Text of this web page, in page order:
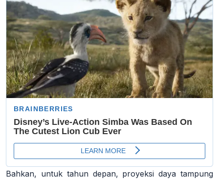
Bahkan, untuk tahun depan, proyeksi daya tampung